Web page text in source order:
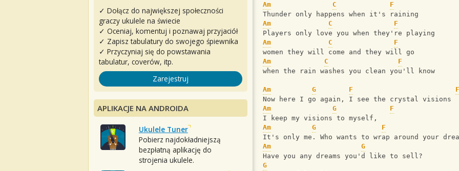
Am C
F
Thunder only happens when it's raining
Am
C
F
Players only love you when they're playing
Am
C
F
women they will come and they will go
Am
C
F
when the rain washes you clean you'll know
Am G F
F
Now here I go again, I see the crystal visions
Am
G
F
I keep my visions to myself,
Am
G F
It's only me. Who wants to wrap around your
Am
G
Have you any dreams you'd like to sell?
G
✓ Dołącz do największej społeczności
graczy ukulele na świecie
✓ Oceniaj, komentuj i poznawaj przyjaciół
✓ Zapisz tabulatury do swojego śpiewnika
✓ Przyczyniaj się do powstawania
tabulatur, coverów, itp.
Zarejestruj
APLIKACJE NA ANDROIDA
Ukulele Tuner
Pobierz najdokładniejszą
bezpłatną aplikację do
strojenia ukulele.